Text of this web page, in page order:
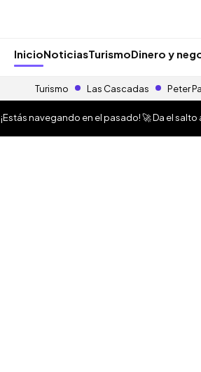
InicioNoticiasTurismoDinero y
Turismo Las Cascadas Peter
¡Estás navegando en el pasado! 🚀 Da el salto